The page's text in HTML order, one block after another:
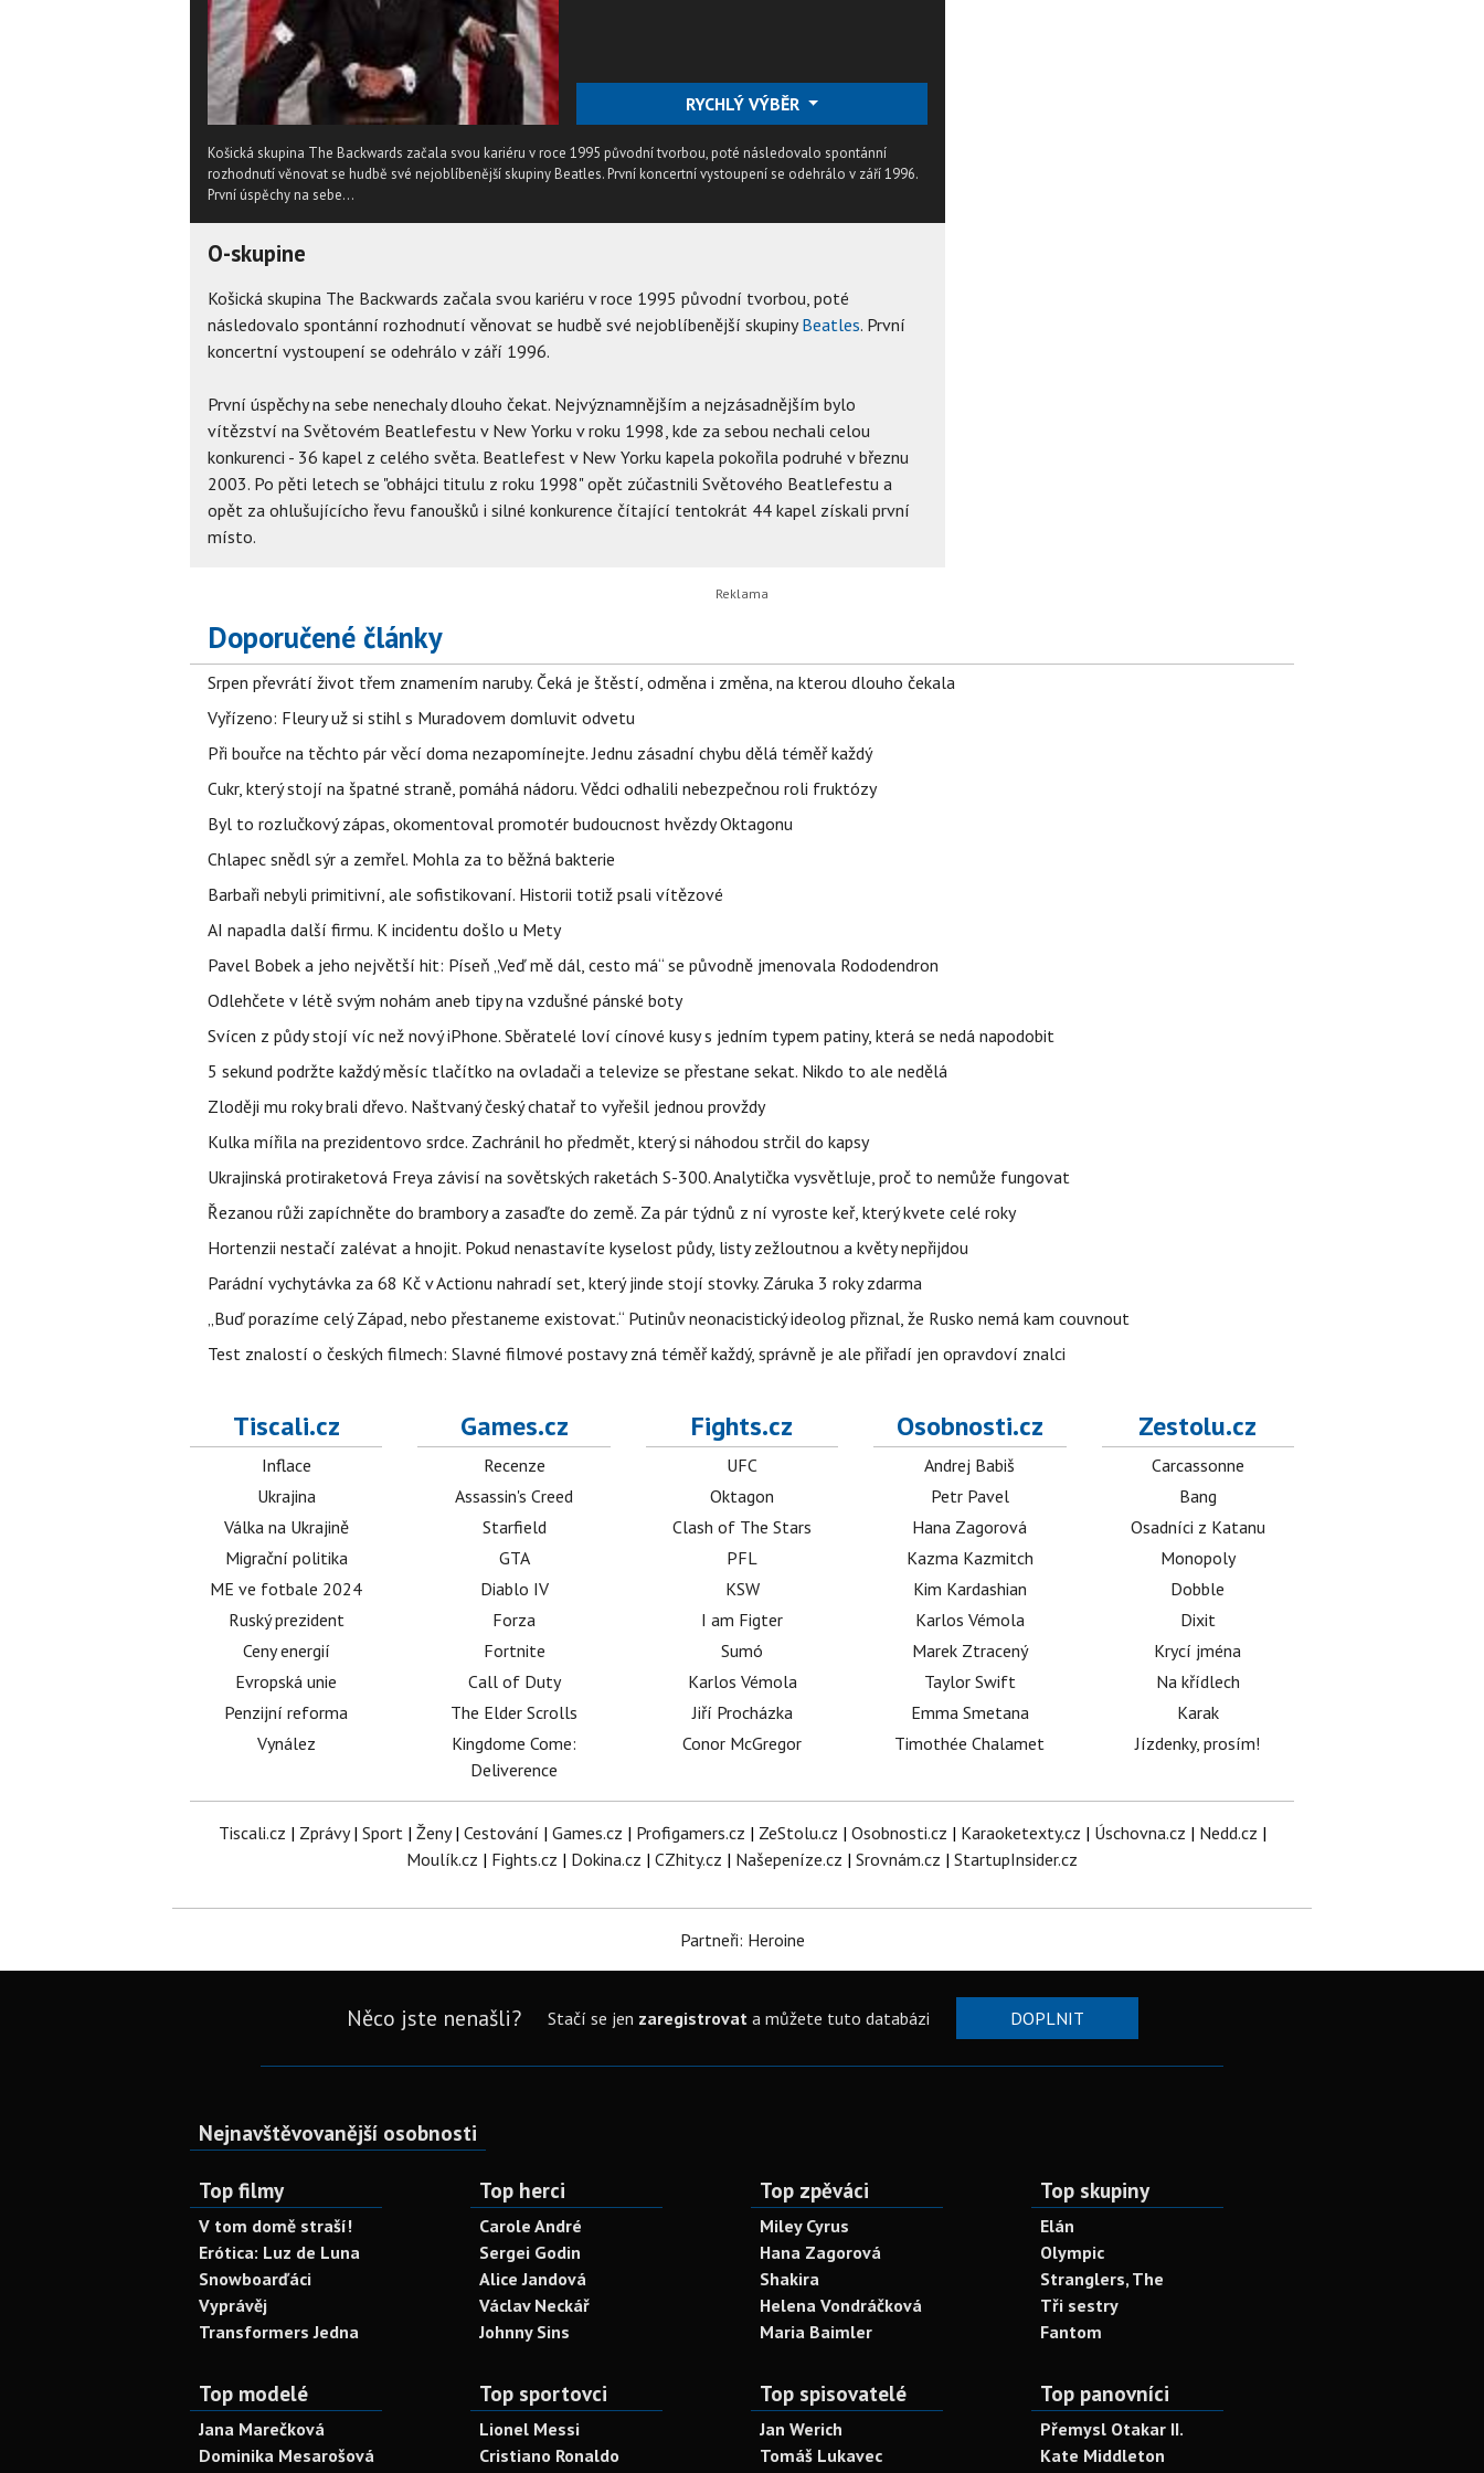
RYCHLÝ VÝBĚR
Košická skupina The Backwards začala svou kariéru v roce 1995 původní tvorbou, poté následovalo spontánní
rozhodnutí věnovat se hudbě své nejoblíbenější skupiny Beatles. První koncertní vystoupení se odehrálo v září 1996.
První úspěchy na sebe...
O-skupine
Košická skupina The Backwards začala svou kariéru v roce 1995 původní tvorbou, poté
následovalo spontánní rozhodnutí věnovat se hudbě své nejoblíbenější skupinyBeatles. První
koncertní vystoupení se odehrálo v září 1996.
První úspěchy na sebe nenechaly dlouho čekat. Nejvýznamnějším a nejzásadnějším bylo
vítězství na Světovém Beatlefestu v New Yorku v roku 1998, kde za sebou nechali celou
konkurenci - 36 kapel z celého světa. Beatlefest v New Yorku kapela pokořila podruhé v březnu
2003. Po pěti letech se "obhájci titulu z roku 1998" opět zúčastnili Světového Beatlefestu a
opět za ohlušujícícho řevu fanoušků i silné konkurence čítající tentokrát 44 kapel získali první
místo.
Doporučené články
Srpen převrátí život třem znamením naruby. Čeká je štěstí, odměna i změna, na kterou dlouho čekala
Vyřízeno: Fleury už si stihl s Muradovem domluvit odvetu
Při bouřce na těchto pár věcí doma nezapomínejte. Jednu zásadní chybu dělá téměř každý
Cukr, který stojí na špatné straně, pomáhá nádoru. Vědci odhalili nebezpečnou roli fruktózy
Byl to rozlučkový zápas, okomentoval promotér budoucnost hvězdy Oktagonu
Chlapec snědl sýr a zemřel. Mohla za to běžná bakterie
Barbaři nebyli primitivní, ale sofistikovaní. Historii totiž psali vítězové
AI napadla další firmu. K incidentu došlo u Mety
Pavel Bobek a jeho největší hit: Píseň „Veď mě dál, cesto má“ se původně jmenovala Rododendron
Odlehčete v létě svým nohám aneb tipy na vzdušné pánské boty
Svícen z půdy stojí víc než nový iPhone. Sběratelé loví cínové kusy s jedním typem patiny, která se nedá napodobit
5 sekund podržte každý měsíc tlačítko na ovladači a televize se přestane sekat. Nikdo to ale nedělá
Zloději mu roky brali dřevo. Naštvaný český chatař to vyřešil jednou provždy
Kulka mířila na prezidentovo srdce. Zachránil ho předmět, který si náhodou strčil do kapsy
Ukrajinská protiraketová Freya závisí na sovětských raketách S-300. Analytička vysvětluje, proč to nemůže fungovat
Řezanou růži zapíchněte do brambory a zasaďte do země. Za pár týdnů z ní vyroste keř, který kvete celé roky
Hortenzii nestačí zalévat a hnojit. Pokud nenastavíte kyselost půdy, listy zežloutnou a květy nepřijdou
Parádní vychytávka za 68 Kč v Actionu nahradí set, který jinde stojí stovky. Záruka 3 roky zdarma
„Buď porazíme celý Západ, nebo přestaneme existovat.“ Putinův neonacistický ideolog přiznal, že Rusko nemá kam couvnout
Test znalostí o českých filmech: Slavné filmové postavy zná téměř každý, správně je ale přiřadí jen opravdoví znalci
Tiscali.cz
Inflace
Ukrajina
Válka na Ukrajině
Migrační politika
ME ve fotbale 2024
Ruský prezident
Ceny energií
Evropská unie
Penzijní reforma
Vynález
Games.cz
Recenze
Assassin's Creed
Starfield
GTA
Diablo IV
Forza
Fortnite
Call of Duty
The Elder Scrolls
Kingdome Come:
Deliverence
Fights.cz
UFC
Oktagon
Clash of The Stars
PFL
KSW
I am Figter
Sumó
Karlos Vémola
Jiří Procházka
Conor McGregor
Osobnosti.cz
Andrej Babiš
Petr Pavel
Hana Zagorová
Kazma Kazmitch
Kim Kardashian
Karlos Vémola
Marek Ztracený
Taylor Swift
Emma Smetana
Timothée Chalamet
Zestolu.cz
Carcassonne
Bang
Osadníci z Katanu
Monopoly
Dobble
Dixit
Krycí jména
Na křídlech
Karak
Jízdenky, prosím!
Tiscali.cz | Zprávy| Sport| Ženy| Cestování | Games.cz | Profigamers.cz | ZeStolu.cz | Osobnosti.cz | Karaoketexty.cz | Úschovna.cz | Nedd.cz |
Moulík.cz | Fights.cz | Dokina.cz | CZhity.cz | Našepeníze.cz | Srovnám.cz | StartupInsider.cz
Partneři: Heroine
Něco jste nenašli? Stačí se jen zaregistrovata můžete tuto databázi DOPLNIT
Nejnavštěvovanější osobnosti
Top filmy
V tom domě straší!
Erótica: Luz de Luna
Snowboarďáci
Vyprávěj
Transformers Jedna
Top herci
Carole André
Sergei Godin
Alice Jandová
Václav Neckář
Johnny Sins
Top zpěváci
Miley Cyrus
Hana Zagorová
Shakira
Helena Vondráčková
Maria Baimler
Top skupiny
Elán
Olympic
Stranglers, The
Tři sestry
Fantom
Top modelé
Jana Marečková
Dominika Mesarošová
Top sportovci
Lionel Messi
Cristiano Ronaldo
Top spisovatelé
Jan Werich
Tomáš Lukavec
Top panovníci
Přemysl Otakar II.
Kate Middleton